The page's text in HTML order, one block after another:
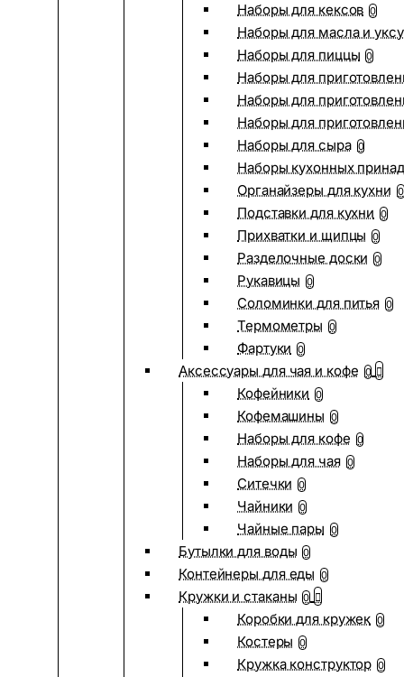
Наборы для кексов 0
Наборы для масла и
Наборы для пиццы 0
Наборы для
Наборы для
Наборы для
Наборы для сыра 0
Наборы кухонных
Органайзеры для кухни 0
Подставки для кухни 0
Прихватки и щипцы 0
Разделочные доски 0
Рукавицы 0
Соломинки для питья 0
Термометры 0
Фартуки 0
Аксессуары для чая и кофе 0
Кофейники 0
Кофемашины 0
Наборы для кофе 0
Наборы для чая 0
Ситечки 0
Чайники 0
Чайные пары 0
Бутылки для воды 0
Контейнеры для еды 0
Кружки и стаканы 0
Коробки для кружек 0
Костеры 0
Кружка конструктор 0